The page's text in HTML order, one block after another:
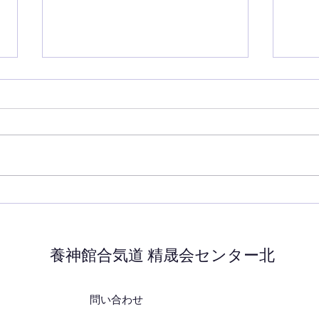
7月の稽古
養神館合気道 精晟会センター北
問い合わせ